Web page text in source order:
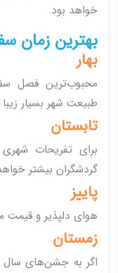
خواهد بود.
بهترین زمان
بهار
محبوب‌ترین فصل
طبیعت شهر بسیار
تابستان
برای تفریحات
گردشگران بیشتر
پاییز
هوای دلپذیر و قیمت
زمستان
اگر به جشن‌های سال